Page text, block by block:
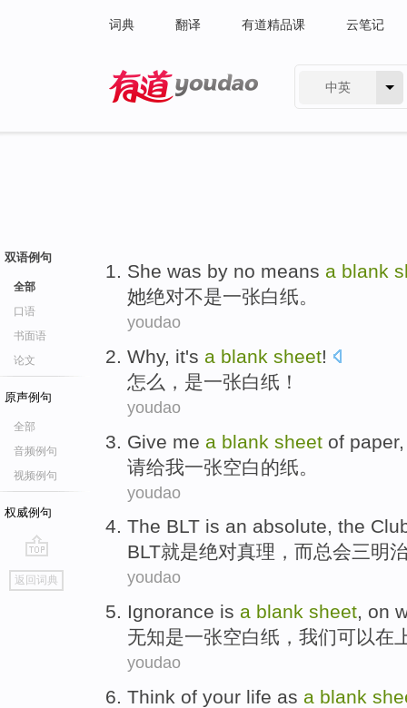
词典 翻译 有道精品课 云笔记
中英
双语例句
全部
口语
书面语
论文
原声例句
全部
音频例句
视频例句
权威例句
go
top
返回词典
She was by no means a blank
她绝对不是一张白纸。
youdao
Why, it's a blank sheet!
怎么 ， 是一张白纸！
youdao
Give me a blank sheet of
请给我一张空白的纸 。
youdao
The BLT is an absolute, the
BLT就是绝对真理，而总会三明
youdao
Ignorance is a blank sheet, on
无知是一张空白纸 ， 我们可以在
youdao
Think of your life as a blank